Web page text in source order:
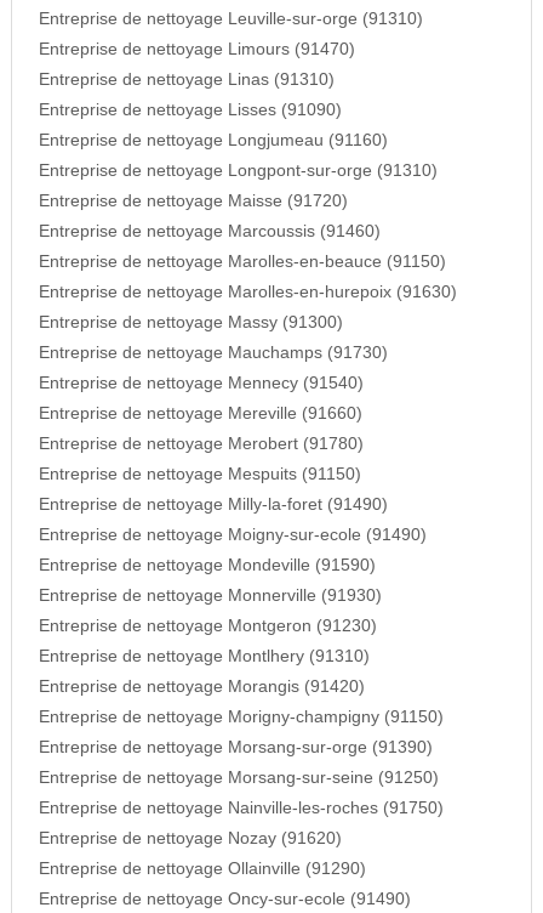
Entreprise de nettoyage Leuville-sur-orge (91310)
Entreprise de nettoyage Limours (91470)
Entreprise de nettoyage Linas (91310)
Entreprise de nettoyage Lisses (91090)
Entreprise de nettoyage Longjumeau (91160)
Entreprise de nettoyage Longpont-sur-orge (91310)
Entreprise de nettoyage Maisse (91720)
Entreprise de nettoyage Marcoussis (91460)
Entreprise de nettoyage Marolles-en-beauce (91150)
Entreprise de nettoyage Marolles-en-hurepoix (91630)
Entreprise de nettoyage Massy (91300)
Entreprise de nettoyage Mauchamps (91730)
Entreprise de nettoyage Mennecy (91540)
Entreprise de nettoyage Mereville (91660)
Entreprise de nettoyage Merobert (91780)
Entreprise de nettoyage Mespuits (91150)
Entreprise de nettoyage Milly-la-foret (91490)
Entreprise de nettoyage Moigny-sur-ecole (91490)
Entreprise de nettoyage Mondeville (91590)
Entreprise de nettoyage Monnerville (91930)
Entreprise de nettoyage Montgeron (91230)
Entreprise de nettoyage Montlhery (91310)
Entreprise de nettoyage Morangis (91420)
Entreprise de nettoyage Morigny-champigny (91150)
Entreprise de nettoyage Morsang-sur-orge (91390)
Entreprise de nettoyage Morsang-sur-seine (91250)
Entreprise de nettoyage Nainville-les-roches (91750)
Entreprise de nettoyage Nozay (91620)
Entreprise de nettoyage Ollainville (91290)
Entreprise de nettoyage Oncy-sur-ecole (91490)